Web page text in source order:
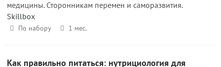
медицины. Сторонникам перемен и саморазвития.
Skillbox
По набору 1 мес.
Как правильно питаться: нутрициология для